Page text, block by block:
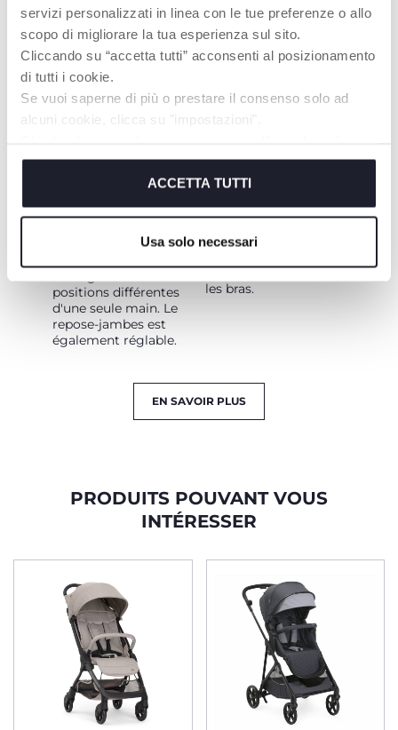
servizi personalizzati in linea con le tue preferenze o allo
scopo di migliorare la tua esperienza sul sito.
Cliccando su “accetta tutti” acconsenti al posizionamento
di tutti i cookie.
Se vuoi saperne di più o prestare il consenso solo ad
alcuni cookie, clicca su "impostazioni".
cookie tecnici, indispensabili per fruire del servizio
ACCETTA TUTTI
Usa solo necessari
DÈS LA
NAISSANCE
naissance jusqu'à 22
kg (4 ans). Le siège est
le dossier s'incline
positions différentes
d'une seule main. Le
repose-jambes est
également réglable.
La poussette Bellagio
geste, garantissant
ainsi une
fonctionnalité
optimale et
parents d'avoir les
garder le bébé dans
les bras.
EN SAVOIR PLUS
PRODUITS POUVANT VOUS
INTÉRESSER